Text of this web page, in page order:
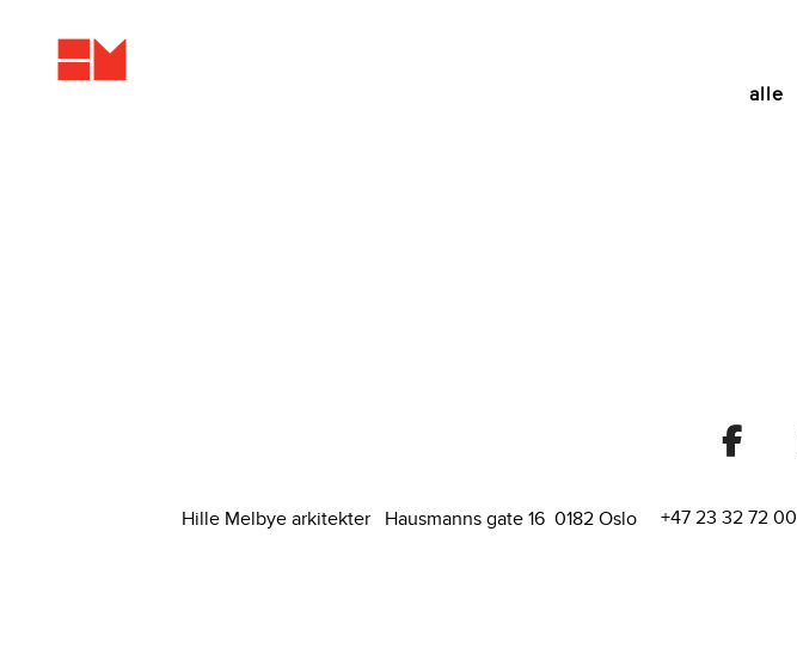
alle
Hille Melbye arkitekter Hausmanns gate 16 0182 Oslo +47 23 32 72 00